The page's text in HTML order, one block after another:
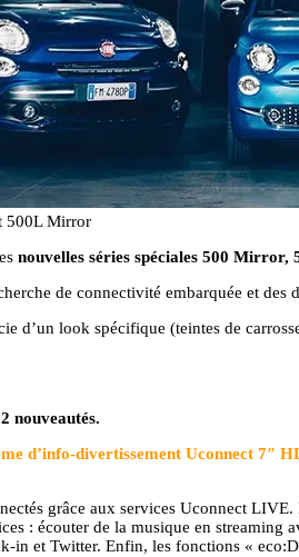
500L Mirror
nouvelles séries spéciales 500
de connectivité embarquée et
d’un look spécifique (teintes de
nouveautés.
d’info-divertissement Uconnect 7″
grâce aux services Uconnect
: écouter de la musique en streaming
in et Twitter. Enfin, les fonctions «